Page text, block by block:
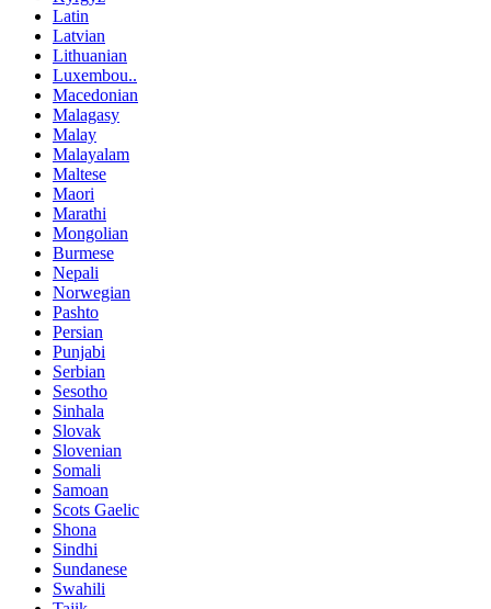
Latin
Latvian
Lithuanian
Luxembou..
Macedonian
Malagasy
Malay
Malayalam
Maltese
Maori
Marathi
Mongolian
Burmese
Nepali
Norwegian
Pashto
Persian
Punjabi
Serbian
Sesotho
Sinhala
Slovak
Slovenian
Somali
Samoan
Scots Gaelic
Shona
Sindhi
Sundanese
Swahili